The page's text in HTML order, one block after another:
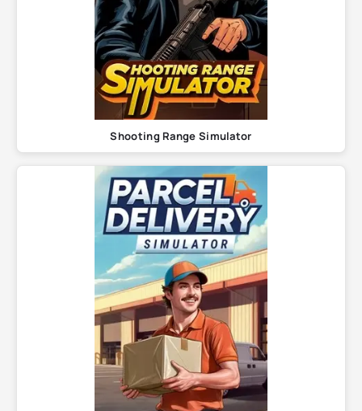
Shooting Range Simulator